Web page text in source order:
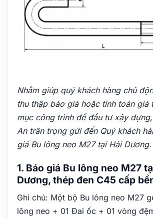
Nhằm giúp quý khách hàng chủ
thu thập báo giá hoặc tính toán giá
mục công trình để đầu tư xây
An trân trọng gửi đến Quý khách
giá Bu lông neo M27 tại Hải Dương.
1. Báo giá Bu lông neo M27
Dương, thép đen C45 cấp
Ghi chú: Một bộ Bu lông neo M27
lông neo + 01 Đai ốc + 01 vòng